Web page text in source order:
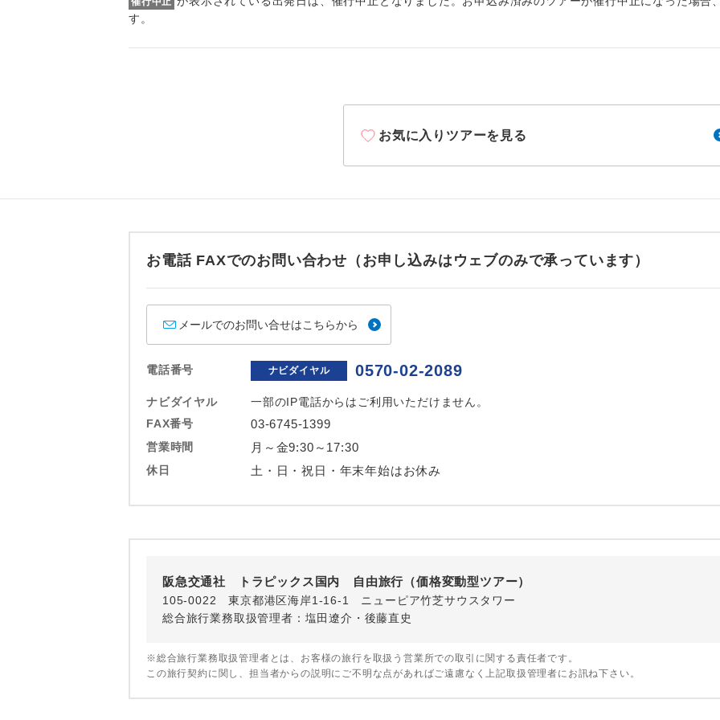
す。
お気に入りツアーを見る
お電話 FAXでのお問い合わせ（お申し込みはウェブのみで承っています）
メールでのお問い合せはこちらから
電話番号 ナビダイヤル 0570-02-2089
ナビダイヤル
一部のIP電話からはご利用いただけません。
FAX番号
03-6745-1399
営業時間 月～金9:30～17:30
休日 土・日・祝日・年末年始はお休み
阪急交通社 トラピックス国内 自由旅行（価格変動型ツアー）
105-0022 東京都港区海岸1-16-1 ニューピア竹芝サウスタワー
総合旅行業務取扱管理者：塩田遼介・後藤直史
※総合旅行業務取扱管理者とは、お客様の旅行を取扱う営業所での取引に関する責任者です。
この旅行契約に関し、担当者からの説明にご不明な点があればご遠慮なく上記取扱管理者にお訊ね下さい。
トラベルイヤホン
おひとり様参加限定 おひとり様限定でご参加いただけるコースです
1名様1室同代金 1名様1室利用でも追加料金がかからないコース
ご夫婦限定でご参加いただけるコースです。
航空会社指定
ホテル指定 ご紹介するホテルを指定したコースです。
おひとり様バス2席利用 おひとり様でバス席を2席利⽤できます。